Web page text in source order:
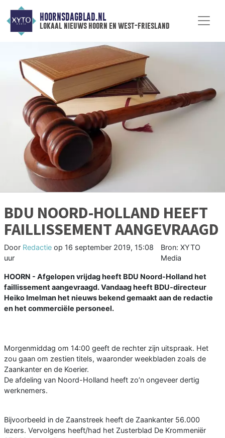
HOORNSDAGBLAD.NL
lokaal nieuws hoorn en west-friesland
BDU NOORD-HOLLAND HEEFT
FAILLISSEMENT AANGEVRAAGD
Door Redactie op 16 september 2019, 15:08
uur
Bron: XYTO
Media
HOORN - Afgelopen vrijdag heeft BDU Noord-Holland het
faillissement aangevraagd. Vandaag heeft BDU-directeur
Heiko Imelman het nieuws bekend gemaakt aan de redactie
en het commerciële personeel.
Morgenmiddag om 14:00 geeft de rechter zijn uitspraak. Het
zou gaan om zestien titels, waaronder weekbladen zoals de
Zaankanter en de Koerier.
De afdeling van Noord-Holland heeft zo’n ongeveer dertig
werknemers.
Bijvoorbeeld in de Zaanstreek heeft de Zaankanter 56.000
lezers. Vervolgens heeft/had het Zusterblad De Krommeniër